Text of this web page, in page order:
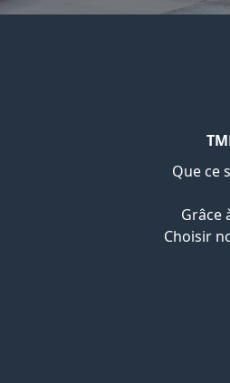
Que ce
Grâce
Choisir